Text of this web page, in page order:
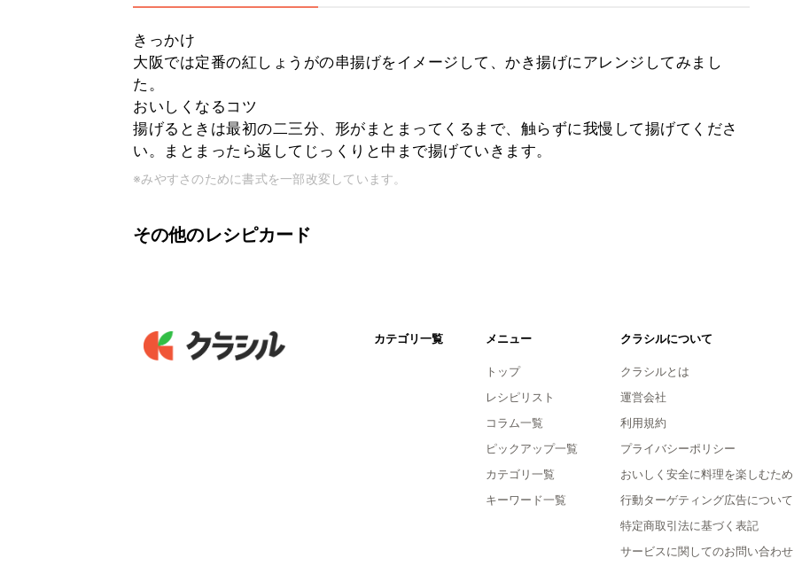
きっかけ
大阪では定番の紅しょうがの串揚げをイメージして、かき揚げにアレンジしてみまし
た。
おいしくなるコツ
揚げるときは最初の二三分、形がまとまってくるまで、触らずに我慢して揚げてくださ
い。まとまったら返してじっくりと中まで揚げていきます。
※みやすさのために書式を一部改変しています。
その他のレシピカード
カテゴリ一覧 メニュー
トップ
レシピリスト
コラム一覧
ピックアップ一覧
カテゴリ一覧
キーワード一覧
クラシルについて
クラシルとは
運営会社
利用規約
プライバシーポリシー
おいしく安全に料理を楽しむため
行動ターゲティング広告について
特定商取引法に基づく表記
サービスに関してのお問い合わせ